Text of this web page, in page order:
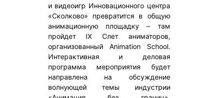
и видеоигр Инновационного центра
«Сколково» превратится в общую
анимационную площадку – там
пройдет IX Слет аниматоров,
организованный Animation School.
Интерактивная и деловая
программа мероприятия будет
направлена на обсуждение
волнующей темы индустрии